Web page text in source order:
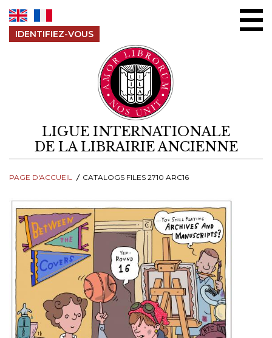
IDENTIFIEZ-VOUS
LIGUE INTERNATIONALE
DE LA LIBRAIRIE ANCIENNE
PAGE D'ACCUEIL CATALOGS FILES 2710 ARC16